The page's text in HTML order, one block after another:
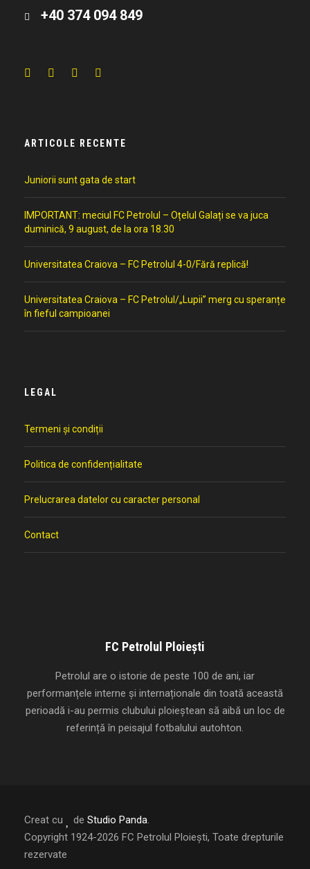
+40 374 094 849
ARTICOLE RECENTE
Juniorii sunt gata de start
IMPORTANT: meciul FC Petrolul – Oțelul Galați se va juca
duminică, 9 august, de la ora 18.30
Universitatea Craiova – FC Petrolul 4-0/Fără replică!
Universitatea Craiova – FC Petrolul/„Lupii” merg cu speranțe
în fieful campioanei
LEGAL
Termeni și condiții
Politica de confidențialitate
Prelucrarea datelor cu caracter personal
Contact
FC Petrolul Ploiești
Petrolul are o istorie de peste 100 de ani, iar
performanțele interne și internaționale din toată această
perioadă i-au permis clubului ploieștean să aibă un loc de
referință în peisajul fotbalului autohton.
Creat cu de Studio Panda.
Copyright 1924-2026 FC Petrolul Ploiești, Toate drepturile
rezervate